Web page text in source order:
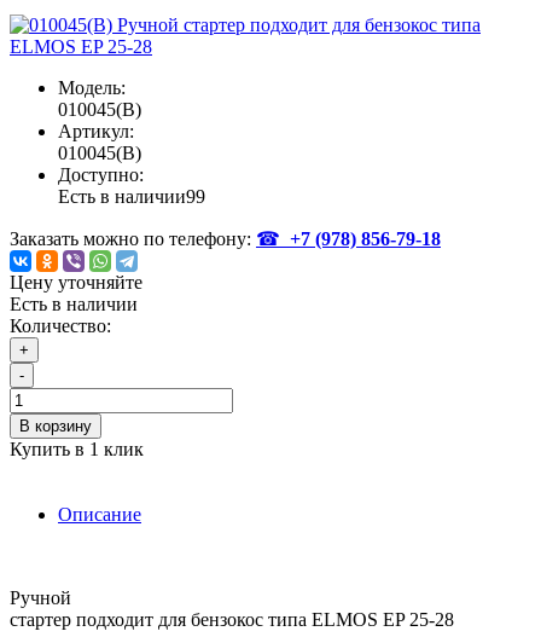
Модель:
010045(B)
Артикул:
010045(B)
Доступно:
Есть в наличии99
Заказать можно по телефону: ☎ +7 (978) 856-79-18
Цену уточняйте
Есть в наличии
Количество:
+
-
В корзину
Купить в 1 клик
Описание
Ручной
стартер подходит для бензокос типа ELMOS EP 25-28